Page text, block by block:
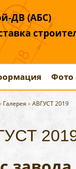
ДВ (АБС)
Фото
Галерея »АВГУСТ 2019